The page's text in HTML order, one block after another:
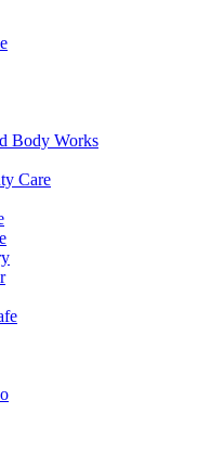
Body Works
Care